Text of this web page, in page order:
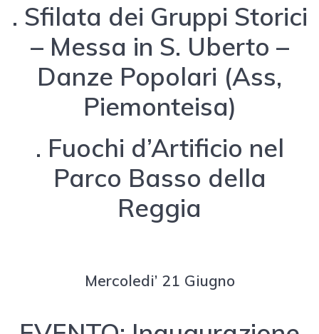
. Sfilata dei Gruppi Storici
– Messa in S. Uberto –
Danze Popolari (Ass,
Piemonteisa)
. Fuochi d’Artificio nel
Parco Basso della
Reggia
Mercoledi’ 21 Giugno